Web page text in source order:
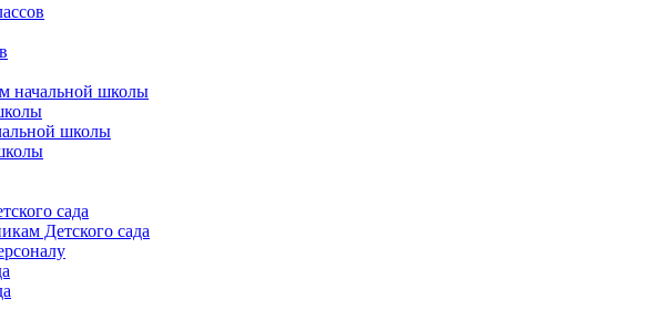
начальной школы
школы
сада
Детского сада